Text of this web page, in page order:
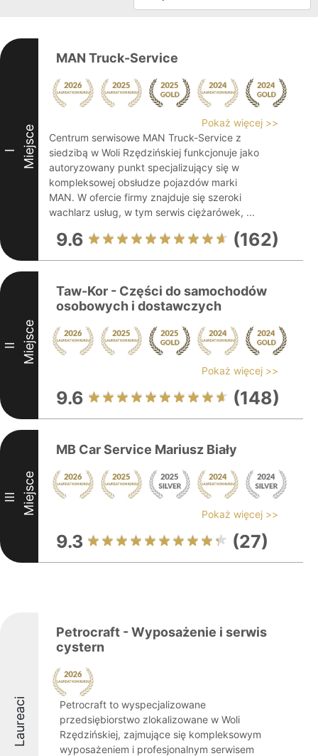
I Miejsce
MAN Truck-Service
Pokaż więcej >>
Centrum serwisowe MAN Truck-Service z
siedzibą w Woli Rzędzińskiej funkcjonuje jako
autoryzowany punkt specjalizujący się w
kompleksowej obsłudze pojazdów marki
MAN. W ofercie firmy znajduje się szeroki
wachlarz usług, w tym serwis ciężarówek, ...
9.6 (162)
II Miejsce
Taw-Kor - Części do samochodów
osobowych i dostawczych
Pokaż więcej >>
9.6 (148)
III Miejsce
MB Car Service Mariusz Biały
Pokaż więcej >>
9.3 (27)
Laureaci
Petrocraft - Wyposażenie i serwis
cystern
Petrocraft to wyspecjalizowane
przedsiębiorstwo zlokalizowane w Woli
Rzędzińskiej, zajmujące się kompleksowym
wyposażeniem i profesjonalnym serwisem